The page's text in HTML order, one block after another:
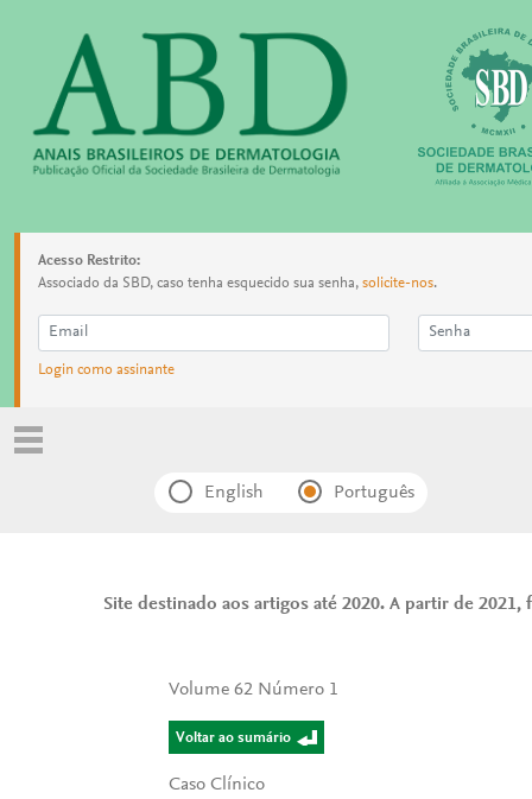
Acesso Restrito:
Associado da SBD, caso tenha esquecido sua senha, solicite-nos.
Login como assinante
English Português
Site destinado aos artigos até 2020. A partir de
Volume 62 Número 1
Voltar ao sumário
Caso Clínico